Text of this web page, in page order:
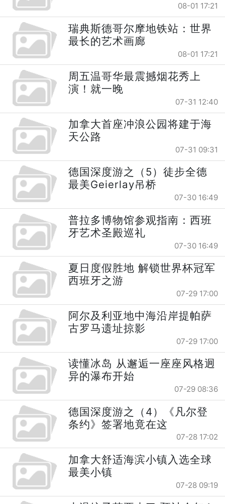
08-01 17:21
瑞典斯德哥尔摩地铁站：世界
最长的艺术画廊
08-01 17:21
周五温哥华最震撼烟花秀上
演！就一晚
07-31 12:40
加拿大首座冲浪公园将建于海
天公路
07-31 09:31
德国深度游之（5）徒步全德
最美Geierlay吊桥
07-30 16:49
普拉多博物馆参观指南：西班
牙艺术圣殿巡礼
07-30 16:49
夏日度假胜地 解锁世界杯冠军
西班牙之游
07-29 17:00
阿尔及利亚地中海沿岸提帕萨
古罗马遗址掠影
07-29 17:00
读懂冰岛 从邂逅一座座风格迥
异的瀑布开始
07-29 08:36
德国深度游之（4）《凡尔登
条约》签署地竟在这
07-28 17:02
加拿大舒适海滨小镇入选全球
最美小镇
07-28 09:19